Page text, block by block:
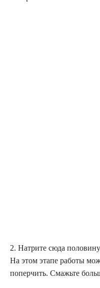
2. Натрите сюда
На этом этапе работы
поперчить. Смажьте